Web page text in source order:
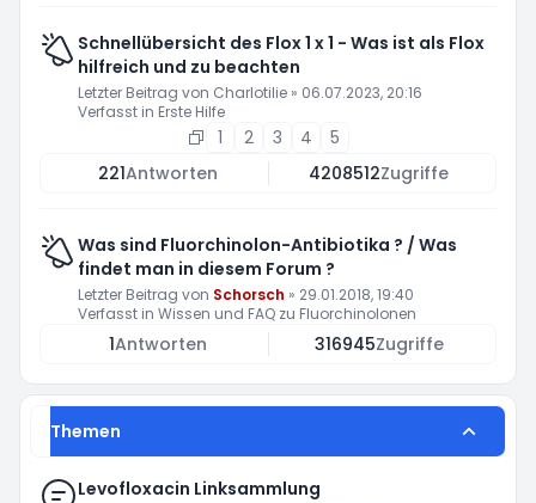
Schnellübersicht des Flox 1 x 1 - Was ist als Flox
hilfreich und zu beachten
Letzter Beitrag von Charlotilie » 06.07.2023, 20:16
Verfasst in Erste Hilfe
1 2 3 4
5
221Antworten 4208512Zugriffe
Was sind Fluorchinolon-Antibiotika ? / Was
findet man in diesem Forum ?
Letzter Beitrag von Schorsch » 29.01.2018, 19:40
Verfasst in Wissen und FAQ zu Fluorchinolonen
1Antworten 316945Zugriffe
Themen
Levofloxacin Linksammlung